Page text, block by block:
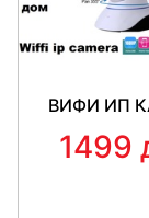
ВИФИ ИП
1499